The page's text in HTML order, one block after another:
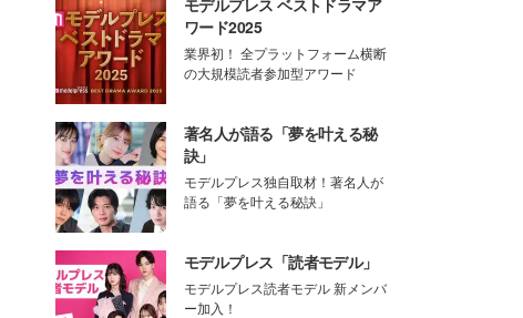
モデルプレス ベストドラマア
ワード2025
業界初！ 全プラットフォーム横断
の大規模読者参加型アワード
著名人が語る「夢を叶える秘
訣」
モデルプレス独自取材！著名人が
語る「夢を叶える秘訣」
モデルプレス「読者モデル」
モデルプレス読者モデル 新メンバ
ー加入！